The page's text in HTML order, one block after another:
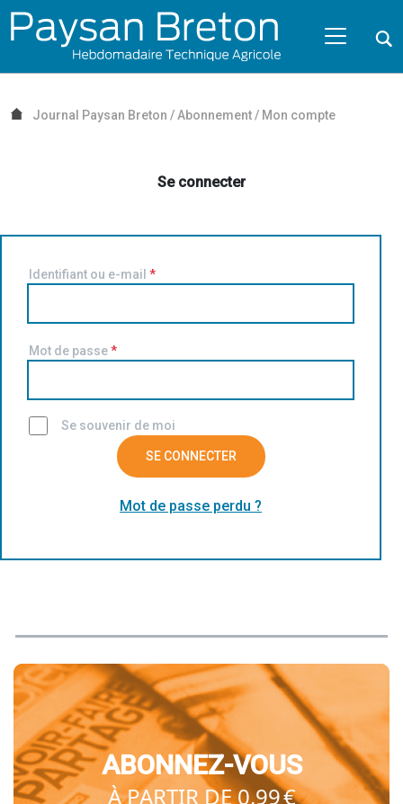
Passer au contenu
NAVIGATION MOBILE
NAVIGATION
PRINCIPALE
Journal Paysan Breton / Abonnement/ Mon compte
Se connecter
Identifiant ou e-mail *
Mot de passe*
Se souvenir de moi
SE CONNECTER
Mot de passe perdu ?
ABONNEZ-VOUS
À PARTIR DE 0,99 €